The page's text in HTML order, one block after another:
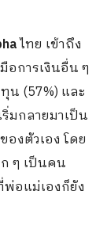
ไทย เข้าถึง
อการเงินอื่น ๆ
น (57%) และ
มกลายมาเป็น
งตัวเอง โดย
ๆ เป็นคน
พ่อแม่เองก็ยัง